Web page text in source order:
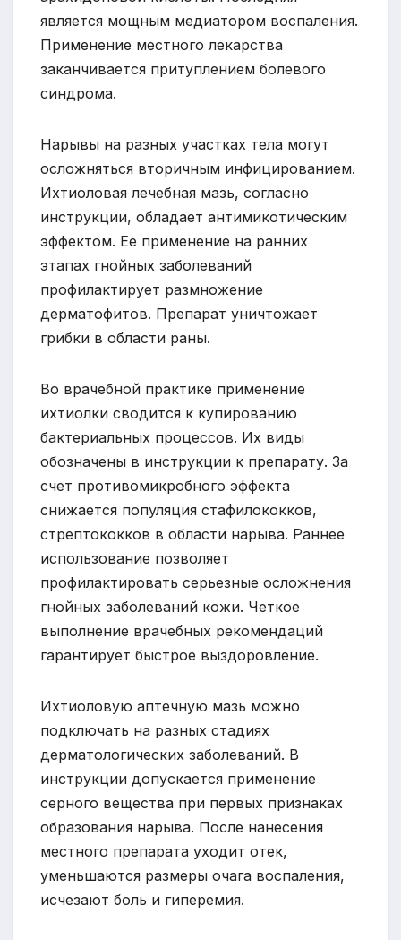
является мощным медиатором воспаления.
Применение местного лекарства
заканчивается притуплением болевого
синдрома.
Нарывы на разных участках тела могут
осложняться вторичным инфицированием.
Ихтиоловая лечебная мазь, согласно
инструкции, обладает антимикотическим
эффектом. Ее применение на ранних
этапах гнойных заболеваний
профилактирует размножение
дерматофитов. Препарат уничтожает
грибки в области раны.
Во врачебной практике применение
ихтиолки сводится к купированию
бактериальных процессов. Их виды
обозначены в инструкции к препарату. За
счет противомикробного эффекта
снижается популяция стафилококков,
стрептококков в области нарыва. Раннее
использование позволяет
профилактировать серьезные осложнения
гнойных заболеваний кожи. Четкое
выполнение врачебных рекомендаций
гарантирует быстрое выздоровление.
Ихтиоловую аптечную мазь можно
подключать на разных стадиях
дерматологических заболеваний. В
инструкции допускается применение
серного вещества при первых признаках
образования нарыва. После нанесения
местного препарата уходит отек,
уменьшаются размеры очага воспаления,
исчезают боль и гиперемия.